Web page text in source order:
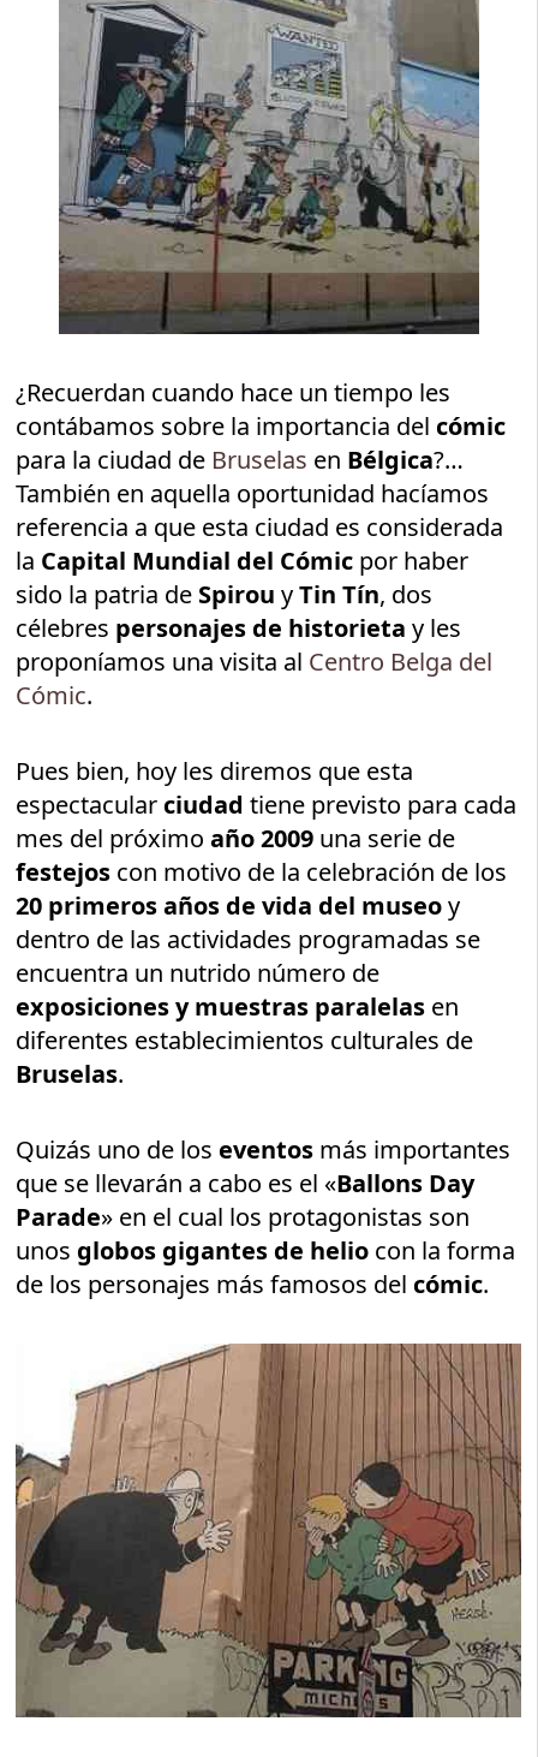
¿Recuerdan cuando hace un tiempo les
contábamos sobre la importancia del cómic
para la ciudad de Bruselas en Bélgica?…
También en aquella oportunidad hacíamos
referencia a que esta ciudad es considerada
la Capital Mundial del Cómic por haber
sido la patria de SpirouyTin Tín, dos
célebres personajes de historieta y les
proponíamos una visita al Centro Belga del
Cómic.
Pues bien, hoy les diremos que esta
espectacular ciudadtiene previsto para cada
mes del próximo año 2009 una serie de
festejos con motivo de la celebración de los
20 primeros años de vida del museoy
dentro de las actividades programadas se
encuentra un nutrido número de
exposiciones y muestras paralelas en
diferentes establecimientos culturales de
Bruselas.
Quizás uno de los eventos más importantes
que se llevarán a cabo es el «Ballons Day
Parade» en el cual los protagonistas son
unos globos gigantes de helio con la forma
de los personajes más famosos del cómic.